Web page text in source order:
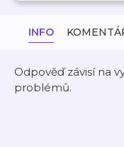
INFO
Odpověď závisí na
problémů.